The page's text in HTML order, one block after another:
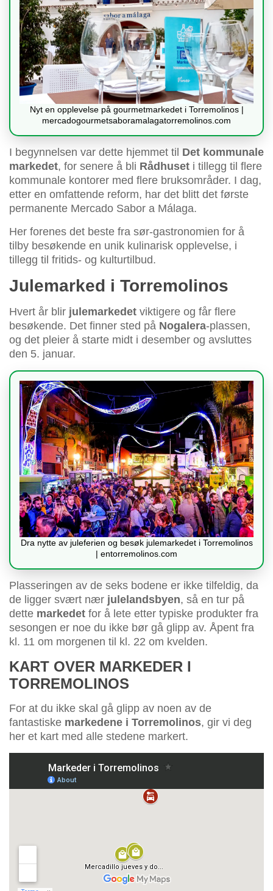
Nyt en opplevelse på gourmetmarkedet i Torremolinos |
mercadogourmetsaboramalagatorremolinos.com
I begynnelsen var dette hjemmet til Det kommunale
markedet, for senere å bli Rådhuset i tillegg til flere
kommunale kontorer med flere bruksområder. I dag,
etter en omfattende reform, har det blitt det første
permanente Mercado Sabor a Málaga.
Her forenes det beste fra sør-gastronomien for å
tilby besøkende en unik kulinarisk opplevelse, i
tillegg til fritids- og kulturtilbud.
Julemarked i Torremolinos
Hvert år blir julemarkedet viktigere og får flere
besøkende. Det finner sted på Nogalera-plassen,
og det pleier å starte midt i desember og avsluttes
den 5. januar.
Dra nytte av juleferien og besøk julemarkedet i Torremolinos
| entorremolinos.com
Plasseringen av de seks bodene er ikke tilfeldig, da
de ligger svært nær julelandsbyen, så en tur på
dette markedet for å lete etter typiske produkter fra
sesongen er noe du ikke bør gå glipp av. Åpent fra
kl. 11 om morgenen til kl. 22 om kvelden.
KART OVER MARKEDER I
TORREMOLINOS
For at du ikke skal gå glipp av noen av de
fantastiske markedene i Torremolinos, gir vi deg
her et kart med alle stedene markert.